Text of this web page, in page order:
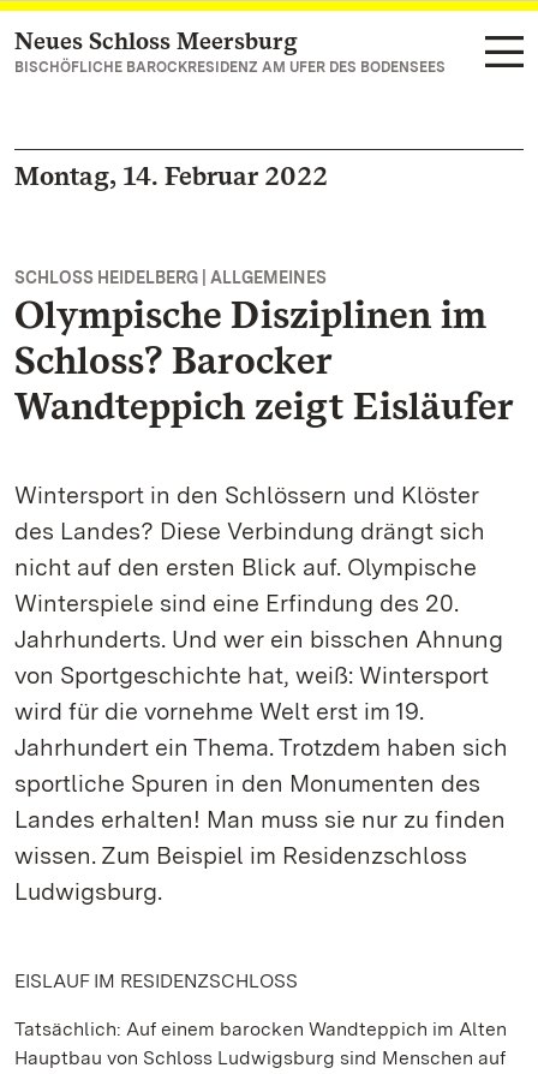
Zum Hauptinhalt springen
Neues Schloss Meersburg
BISCHÖFLICHE BAROCKRESIDENZ AM UFER DES BODENSEES
Montag, 14. Februar 2022
SCHLOSS HEIDELBERG | ALLGEMEINES
Olympische Disziplinen im
Schloss? Barocker
Wandteppich zeigt Eisläufer
Wintersport in den Schlössern und Klöster
des Landes? Diese Verbindung drängt sich
nicht auf den ersten Blick auf. Olympische
Winterspiele sind eine Erfindung des 20.
Jahrhunderts. Und wer ein bisschen Ahnung
von Sportgeschichte hat, weiß: Wintersport
wird für die vornehme Welt erst im 19.
Jahrhundert ein Thema. Trotzdem haben sich
sportliche Spuren in den Monumenten des
Landes erhalten! Man muss sie nur zu finden
wissen. Zum Beispiel im Residenzschloss
Ludwigsburg.
EISLAUF IM RESIDENZSCHLOSS
Tatsächlich: Auf einem barocken Wandteppich im Alten
Hauptbau von Schloss Ludwigsburg sind Menschen auf